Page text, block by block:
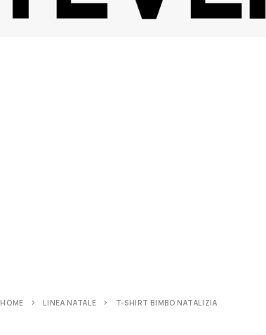
HOME LINEA NATALE T-SHIRT BIMBO NATALIZIA